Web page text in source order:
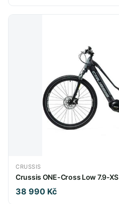
CRUSSIS
Crussis ONE-Cross Low 7.9-XS
38 990 Kč